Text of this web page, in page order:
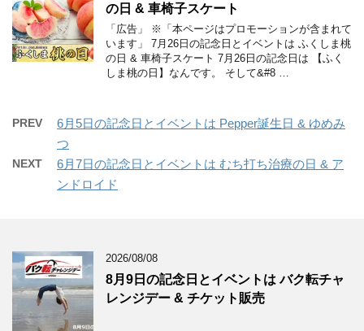
の日 & 車椅子スケート
「広告」 ※「本ページはプロモーションが含まれて
います」 7月26日の記念日とイベントは ふくしま桃
の日 & 車椅子スケート 7月26日の記念日は 【ふく
しま桃の日】なんです。 そして&#8 …
PREV
6月5日の記念日とイベントは Pepper誕生日 & ゆめみ
つ
NEXT
6月7日の記念日とイベントは むち打ち治療の日 & ア
ンドロイド
2026/08/08
8月9日の記念日とイベントは バク転チャ
レンジデー & チケット販売